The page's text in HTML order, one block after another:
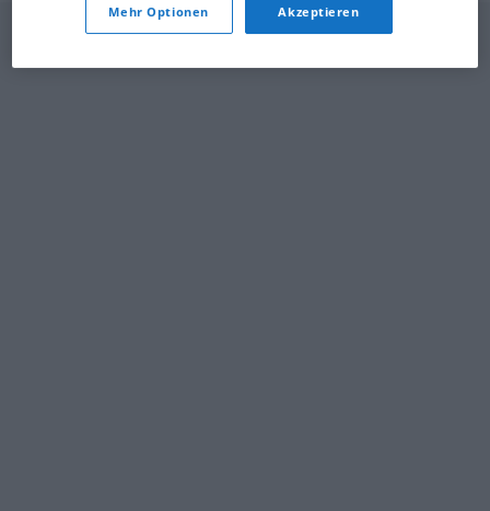
Mehr Optionen Akzeptieren